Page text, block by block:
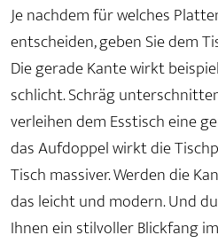
Je nachdem für welches
entscheiden, geben Sie dem
Die gerade Kante wirkt
schlicht. Schräg
verleihen dem Esstisch eine
das Aufdoppel wirkt die
Tisch massiver. Werden die
das leicht und modern. Und
Ihnen ein stilvoller Blickfang